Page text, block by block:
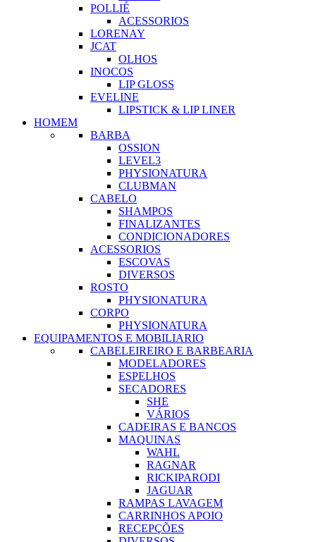
POLLIÉ
ACESSORIOS
LORENAY
JCAT
OLHOS
INOCOS
LIP GLOSS
EVELINE
LIPSTICK & LIP LINER
HOMEM
BARBA
OSSION
LEVEL3
PHYSIONATURA
CLUBMAN
CABELO
SHAMPOS
FINALIZANTES
CONDICIONADORES
ACESSORIOS
ESCOVAS
DIVERSOS
ROSTO
PHYSIONATURA
CORPO
PHYSIONATURA
EQUIPAMENTOS E MOBILIARIO
CABELEIREIRO E BARBEARIA
MODELADORES
ESPELHOS
SECADORES
SHE
VÁRIOS
CADEIRAS E BANCOS
MAQUINAS
WAHL
RAGNAR
RICKIPARODI
JAGUAR
RAMPAS LAVAGEM
CARRINHOS APOIO
RECEPÇÕES